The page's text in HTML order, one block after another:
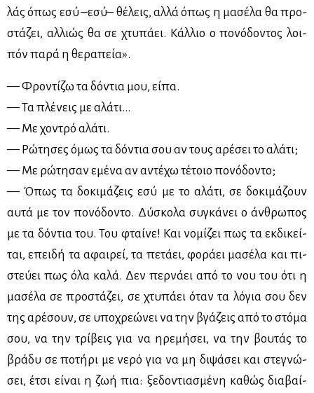
λάς όπως εσύ –εσύ– θέ­λεις, αλ­λά όπως η μα­σέ­λα θα προ­
στά­ζει, αλ­λιώς θα σε χτυ­πά­ει. Κάλ­λιο ο πο­νό­δο­ντος λοι­
πόν πα­ρά η θε­ρα­πεία».
— Φρο­ντί­ζω τα δό­ντια μου, εί­πα.
— Τα πλέ­νεις με αλά­τι...
— Με χο­ντρό αλά­τι.
— Ρώ­τη­σες όμως τα δό­ντια σου αν τους αρέ­σει το αλά­τι;
— Με ρώ­τη­σαν εμέ­να αν αντέ­χω τέ­τοιο πο­νό­δο­ντο;
— Όπως τα δο­κι­μά­ζεις εσύ με το αλά­τι, σε δο­κι­μά­ζουν
αυ­τά με τον πο­νό­δο­ντο. Δύ­σκο­λα συ­γκά­νει ο άν­θρω­πος
με τα δό­ντια του. Του φταί­νε! Και νο­μί­ζει πως τα εκ­δι­κεί­
ται, επει­δή τα αφαι­ρεί, τα πε­τά­ει, φο­ρά­ει μα­σέ­λα και πι­
στεύ­ει πως όλα κα­λά. Δεν περ­νά­ει από το νου του ότι η
μα­σέ­λα σε προ­στά­ζει, σε χτυ­πά­ει όταν τα λό­για σου δεν
της αρέ­σουν, σε υπο­χρε­ώ­νει να την βγά­ζεις από το στό­μα
σου, να την τρί­βεις για να ηρε­μή­σει, να την βου­τάς το
βρά­δυ σε πο­τή­ρι με νε­ρό για να μη δι­ψά­σει και στε­γνώ­
σει, έτσι εί­ναι η ζωή πια: ξε­δο­ντια­σμέ­νη κα­θώς δια­βαί­